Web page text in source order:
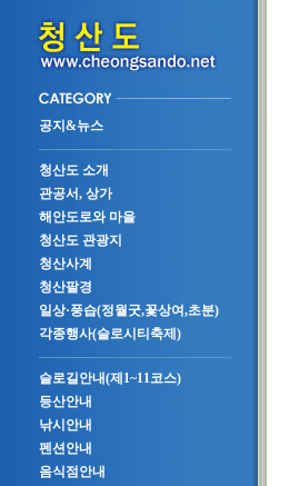
공지&뉴스
청산도 소개
관공서, 상가
해안도로와 마을
청산도 관광지
청산사계
청산팔경
일상·풍습(정월굿,꽃상여,초분)
각종행사(슬로시티축제)
슬로길안내(제1~11코스)
등산안내
낚시안내
펜션안내
음식점안내